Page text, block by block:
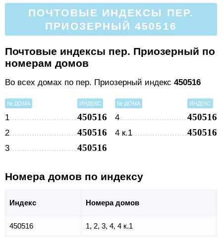
ПОЧТОВЫЕ ИНДЕКСЫ ПЕР.
ПРИОЗЕРНЫЙ 450516
Почтовые индексы пер. Приозерный по
номерам домов
Во всех домах по пер. Приозерный индекс 450516
№ ДОМА ИНДЕКС
1 450516
2 450516
3 450516
№ ДОМА ИНДЕКС
4 450516
4 к.1 450516
Номера домов по индексу
Индекс Номера домов
450516 1, 2, 3, 4, 4 к.1